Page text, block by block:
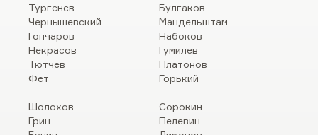
Тургенев
Чернышевский
Гончаров
Некрасов
Тютчев
Фет
Булгаков
Мандельштам
Набоков
Гумилев
Платонов
Горький
Шолохов
Грин
Сорокин
Пелевин